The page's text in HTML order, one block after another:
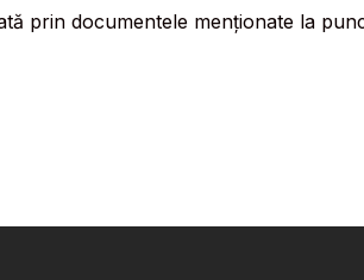
prin documentele menționate la